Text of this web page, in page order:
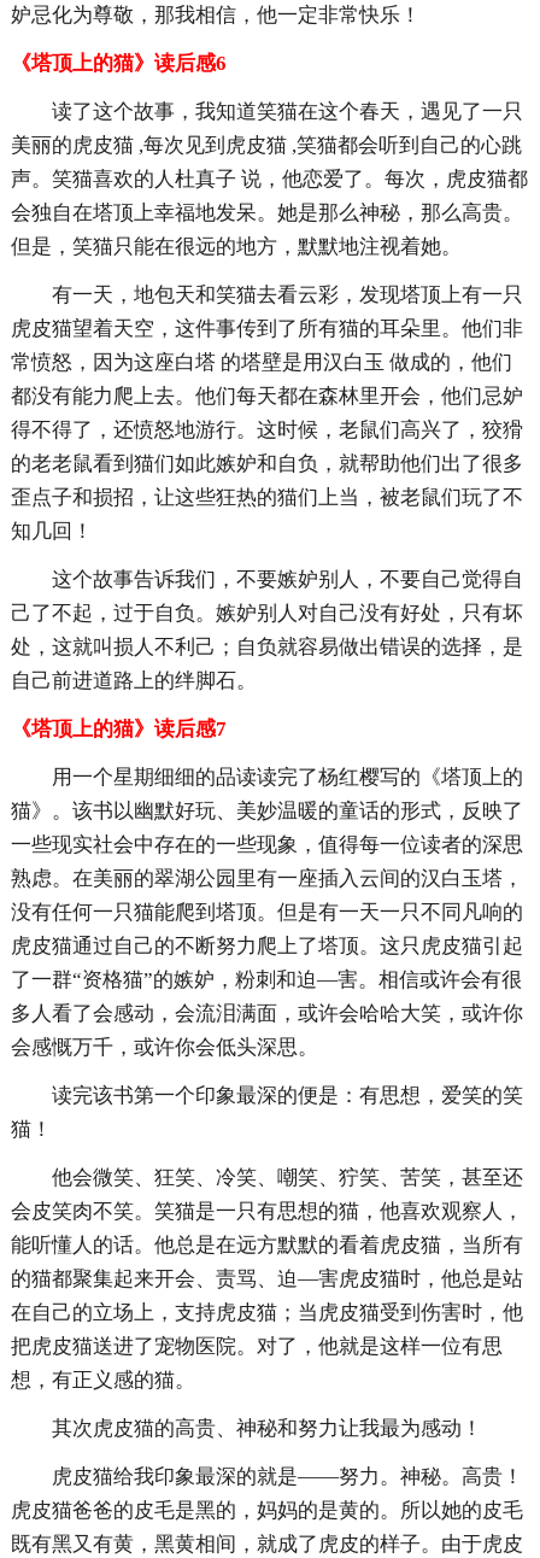
妒忌化为尊敬，那我相信，他一定非常快乐！
《塔顶上的猫》读后感6
读了这个故事，我知道笑猫在这个春天，遇见了一只
美丽的虎皮猫 ,每次见到虎皮猫 ,笑猫都会听到自己的心跳
声。笑猫喜欢的人杜真子 说，他恋爱了。每次，虎皮猫都
会独自在塔顶上幸福地发呆。她是那么神秘，那么高贵。
但是，笑猫只能在很远的地方，默默地注视着她。
有一天，地包天和笑猫去看云彩，发现塔顶上有一只
虎皮猫望着天空，这件事传到了所有猫的耳朵里。他们非
常愤怒，因为这座白塔 的塔壁是用汉白玉 做成的，他们
都没有能力爬上去。他们每天都在森林里开会，他们忌妒
得不得了，还愤怒地游行。这时候，老鼠们高兴了，狡猾
的老老鼠看到猫们如此嫉妒和自负，就帮助他们出了很多
歪点子和损招，让这些狂热的猫们上当，被老鼠们玩了不
知几回！
这个故事告诉我们，不要嫉妒别人，不要自己觉得自
己了不起，过于自负。嫉妒别人对自己没有好处，只有坏
处，这就叫损人不利己；自负就容易做出错误的选择，是
自己前进道路上的绊脚石。
《塔顶上的猫》读后感7
用一个星期细细的品读读完了杨红樱写的《塔顶上的
猫》。该书以幽默好玩、美妙温暖的童话的形式，反映了
一些现实社会中存在的一些现象，值得每一位读者的深思
熟虑。在美丽的翠湖公园里有一座插入云间的汉白玉塔，
没有任何一只猫能爬到塔顶。但是有一天一只不同凡响的
虎皮猫通过自己的不断努力爬上了塔顶。这只虎皮猫引起
了一群“资格猫”的嫉妒，粉刺和迫—害。相信或许会有很
多人看了会感动，会流泪满面，或许会哈哈大笑，或许你
会感慨万千，或许你会低头深思。
读完该书第一个印象最深的便是：有思想，爱笑的笑
猫！
他会微笑、狂笑、冷笑、嘲笑、狞笑、苦笑，甚至还
会皮笑肉不笑。笑猫是一只有思想的猫，他喜欢观察人，
能听懂人的话。他总是在远方默默的看着虎皮猫，当所有
的猫都聚集起来开会、责骂、迫—害虎皮猫时，他总是站
在自己的立场上，支持虎皮猫；当虎皮猫受到伤害时，他
把虎皮猫送进了宠物医院。对了，他就是这样一位有思
想，有正义感的猫。
其次虎皮猫的高贵、神秘和努力让我最为感动！
虎皮猫给我印象最深的就是——努力。神秘。高贵！
虎皮猫爸爸的皮毛是黑的，妈妈的是黄的。所以她的皮毛
既有黑又有黄，黑黄相间，就成了虎皮的样子。由于虎皮